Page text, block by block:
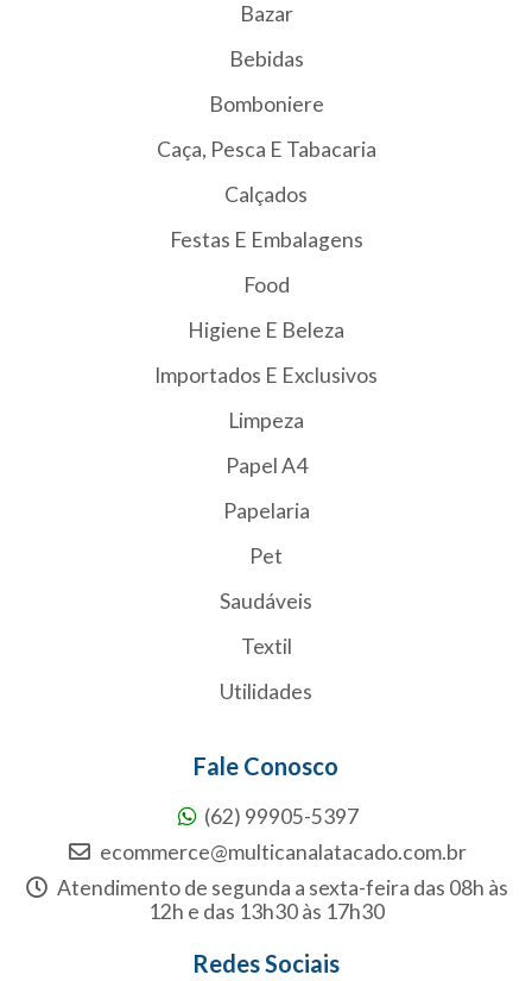
Bazar
Bebidas
Bomboniere
Caça, Pesca E Tabacaria
Calçados
Festas E Embalagens
Food
Higiene E Beleza
Importados E Exclusivos
Limpeza
Papel A4
Papelaria
Pet
Saudáveis
Textil
Utilidades
Fale Conosco
(62) 99905-5397
ecommerce@multicanalatacado.com.br
Atendimento de segunda a sexta-feira das 08h às
12h e das 13h30 às 17h30
Redes Sociais